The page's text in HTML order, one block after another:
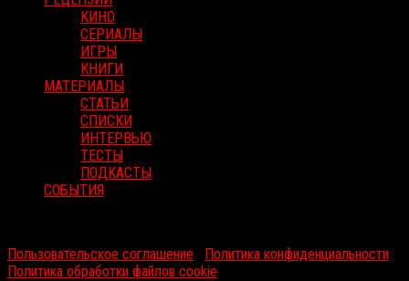
КИНО
СЕРИАЛЫ
ИГРЫ
КНИГИ
МАТЕРИАЛЫ
СТАТЬИ
СПИСКИ
ИНТЕРВЬЮ
ТЕСТЫ
ПОДКАСТЫ
СОБЫТИЯ
Пользовательское соглашение
Политика конфиденциальности
Политика обработки файлов cookie